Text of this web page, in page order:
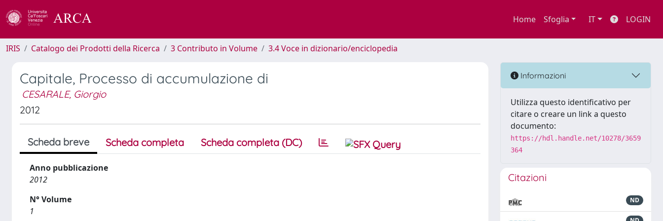
Home Sfoglia IT LOGIN
IRIS Catalogo dei Prodotti della Ricerca 3 Contributo in Volume 3.4 Voce in dizionario/enciclopedia
Capitale, Processo di accumulazione di
CESARALE, Giorgio
2012
Scheda breve Scheda completa Scheda completa (DC)
Anno pubblicazione
2012
N° Volume
1
Informazioni
Utilizza questo identificativo per
citare o creare un link a questo
documento:
https://hdl.handle.net/10278/3659
364
Citazioni
ND